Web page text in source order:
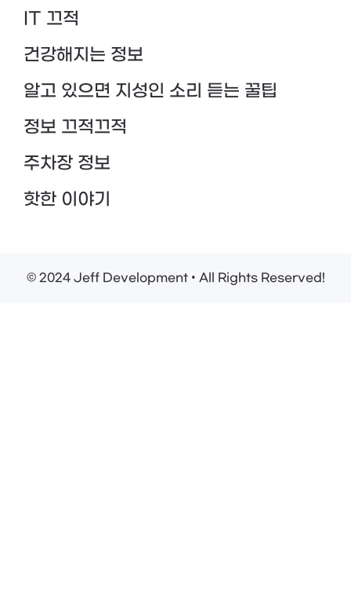
IT 끄적
건강해지는 정보
알고 있으면 지성인 소리 듣는 꿀팁
정보 끄적끄적
주차장 정보
핫한 이야기
© 2024 Jeff Development • All Rights Reserved!